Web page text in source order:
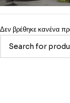
Δεν βρέθηκε κανένα